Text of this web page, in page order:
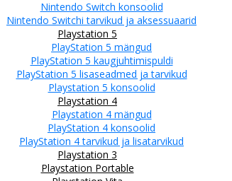
Nintendo Switch konsoolid
Nintendo Switchi tarvikud ja aksessuaarid
Playstation 5
PlayStation 5 mängud
PlayStation 5 kaugjuhtimispuldi
PlayStation 5 lisaseadmed ja tarvikud
Playstation 5 konsoolid
Playstation 4
Playstation 4 mängud
PlayStation 4 konsoolid
PlayStation 4 tarvikud ja lisatarvikud
Playstation 3
Playstation Portable